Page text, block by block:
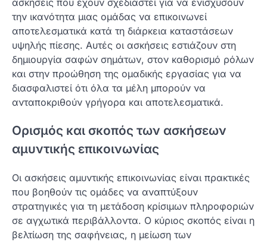
την ικανότητα μιας ομάδας να επικοινωνεί
αποτελεσματικά κατά τη διάρκεια καταστάσεων
υψηλής πίεσης. Αυτές οι ασκήσεις εστιάζουν στη
δημιουργία σαφών σημάτων, στον καθορισμό ρόλων
και στην προώθηση της ομαδικής εργασίας για να
διασφαλιστεί ότι όλα τα μέλη μπορούν να
ανταποκριθούν γρήγορα και αποτελεσματικά.
Ορισμός και σκοπός των ασκήσεων
αμυντικής επικοινωνίας
Οι ασκήσεις αμυντικής επικοινωνίας είναι πρακτικές
που βοηθούν τις ομάδες να αναπτύξουν
στρατηγικές για τη μετάδοση κρίσιμων πληροφοριών
σε αγχωτικά περιβάλλοντα. Ο κύριος σκοπός είναι η
βελτίωση της σαφήνειας, η μείωση των